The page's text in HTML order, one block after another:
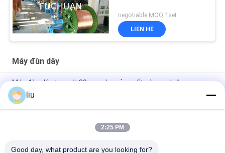
negotiable MOQ:1set
LIÊN HỆ
Máy đùn dây
Máy đùn dây trục vít 80mm cho sản xuất công nghiệp
Máy ép dây 1800kg 200kg/h Với vít 2000mm Và chiều dài
3200mm
Máy đùn dây 380V/50Hz Tốc độ 10-80r/phút dùng trong công
liu
2:25 PM
Good day, what product are you looking for?